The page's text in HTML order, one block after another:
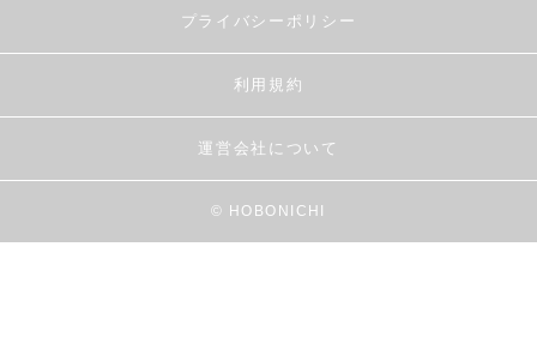
プライバシーポリシー
利用規約
運営会社について
© HOBONICHI